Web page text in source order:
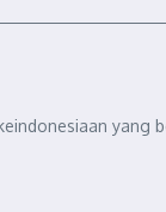
yang